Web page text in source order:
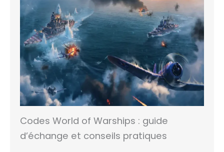
Codes World of Warships : guide
d’échange et conseils pratiques